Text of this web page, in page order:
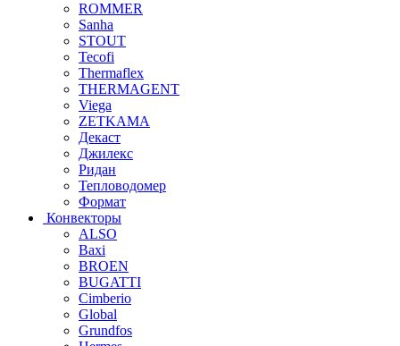
ROMMER
Sanha
STOUT
Tecofi
Thermaflex
THERMAGENT
Viega
ZETKAMA
Декаст
Джилекс
Ридан
Тепловодомер
Формат
Конвекторы
ALSO
Baxi
BROEN
BUGATTI
Cimberio
Global
Grundfos